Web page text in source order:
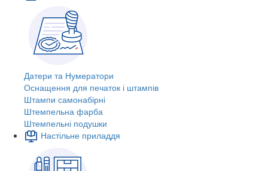
Датери та Нумератори
Оснащення для печаток і штампів
Штампи самонабірні
Штемпельна фарба
Штемпельні подушки
Настільне приладдя